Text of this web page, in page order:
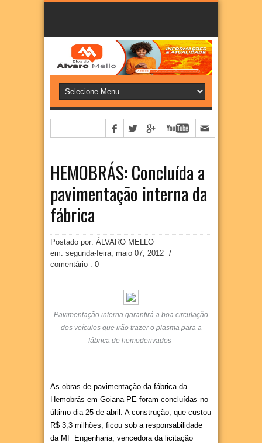
HEMOBRÁS: Concluída a
pavimentação interna da
fábrica
Postado por: ÁLVARO MELLO
em: segunda-feira, maio 07, 2012
/
comentário : 0
Pavimentação interna garantirá a boa circulação
dos veículos que irão trazer o plasma para a
fábrica de hemoderivados
As obras de pavimentação da fábrica da
Hemobrás em Goiana-PE foram concluídas no
último dia 25 de abril. A construção, que custou
R$ 3,3 milhões, ficou sob a responsabilidade
da MF Engenharia, vencedora da licitação